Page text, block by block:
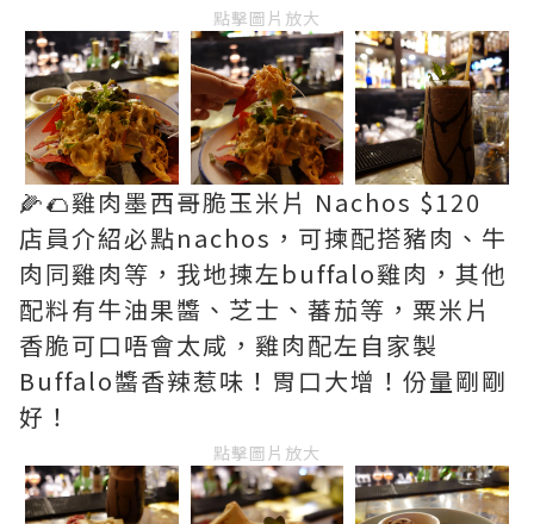
點擊圖片放大
🌽🌮雞肉墨西哥脆玉米片 Nachos $120
店員介紹必點nachos，可揀配搭豬肉、牛
肉同雞肉等，我地揀左buffalo雞肉，其他
配料有牛油果醬、芝士、蕃茄等，粟米片
香脆可口唔會太咸，雞肉配左自家製
Buffalo醬香辣惹味！胃口大增！份量剛剛
好！
點擊圖片放大